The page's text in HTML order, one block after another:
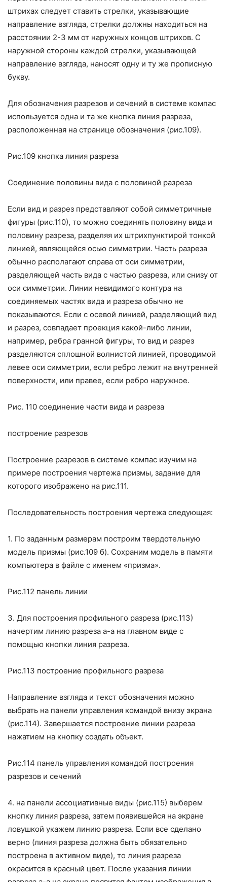
штрихах следует ставить стрелки, указывающие
направление взгляда, стрелки должны находиться на
расстоянии 2-3 мм от наружных концов штрихов. С
наружной стороны каждой стрелки, указывающей
направление взгляда, наносят одну и ту же прописную
букву.
Для обозначения разрезов и сечений в системе компас
используется одна и та же кнопка линия разреза,
расположенная на странице обозначения (рис.109).
Рис.109 кнопка линия разреза
Соединение половины вида с половиной разреза
Если вид и разрез представляют собой симметричные
фигуры (рис.110), то можно соединять половину вида и
половину разреза, разделяя их штрихпунктирой тонкой
линией, являющейся осью симметрии. Часть разреза
обычно располагают справа от оси симметрии,
разделяющей часть вида с частью разреза, или снизу от
оси симметрии. Линии невидимого контура на
соединяемых частях вида и разреза обычно не
показываются. Если с осевой линией, разделяющий вид
и разрез, совпадает проекция какой-либо линии,
например, ребра гранной фигуры, то вид и разрез
разделяются сплошной волнистой линией, проводимой
левее оси симметрии, если ребро лежит на внутренней
поверхности, или правее, если ребро наружное.
Рис. 110 соединение части вида и разреза
построение разрезов
Построение разрезов в системе компас изучим на
примере построения чертежа призмы, задание для
которого изображено на рис.111.
Последовательность построения чертежа следующая:
1. По заданным размерам построим твердотельную
модель призмы (рис.109 б). Сохраним модель в памяти
компьютера в файле с именем «призма».
Рис.112 панель линии
3. Для построения профильного разреза (рис.113)
начертим линию разреза а-а на главном виде с
помощью кнопки линия разреза.
Рис.113 построение профильного разреза
Направление взгляда и текст обозначения можно
выбрать на панели управления командой внизу экрана
(рис.114). Завершается построение линии разреза
нажатием на кнопку создать объект.
Рис.114 панель управления командой построения
разрезов и сечений
4. на панели ассоциативные виды (рис.115) выберем
кнопку линия разреза, затем появившейся на экране
ловушкой укажем линию разреза. Если все сделано
верно (линия разреза должна быть обязательно
построена в активном виде), то линия разреза
окрасится в красный цвет. После указания линии